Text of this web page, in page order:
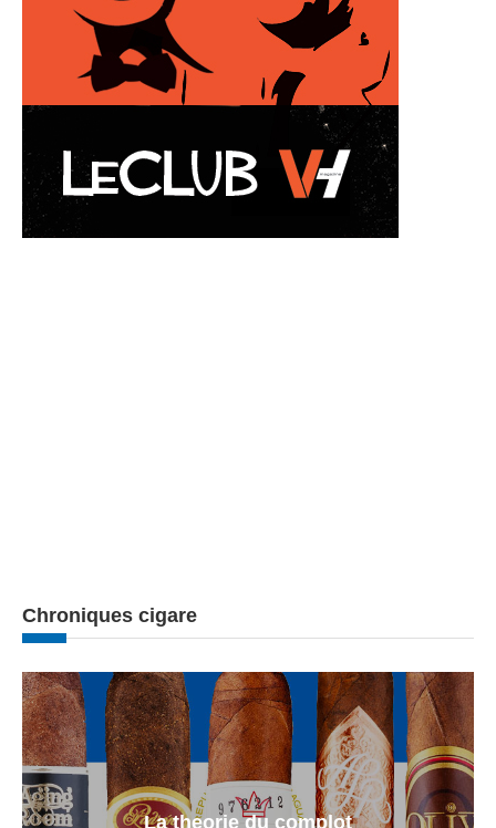
Chroniques cigare
La theorie du complot